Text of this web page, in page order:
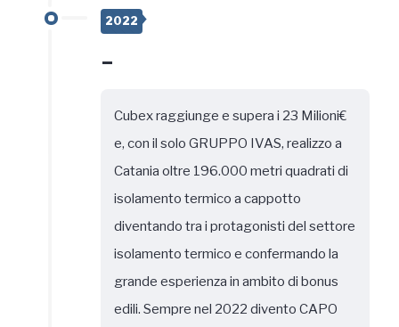
2022
-
Cubex raggiunge e supera i 23 Milioni€
e, con il solo GRUPPO IVAS, realizzo a
Catania oltre 196.000 metri quadrati di
isolamento termico a cappotto
diventando tra i protagonisti del settore
isolamento termico e confermando la
grande esperienza in ambito di bonus
edili. Sempre nel 2022 divento CAPO